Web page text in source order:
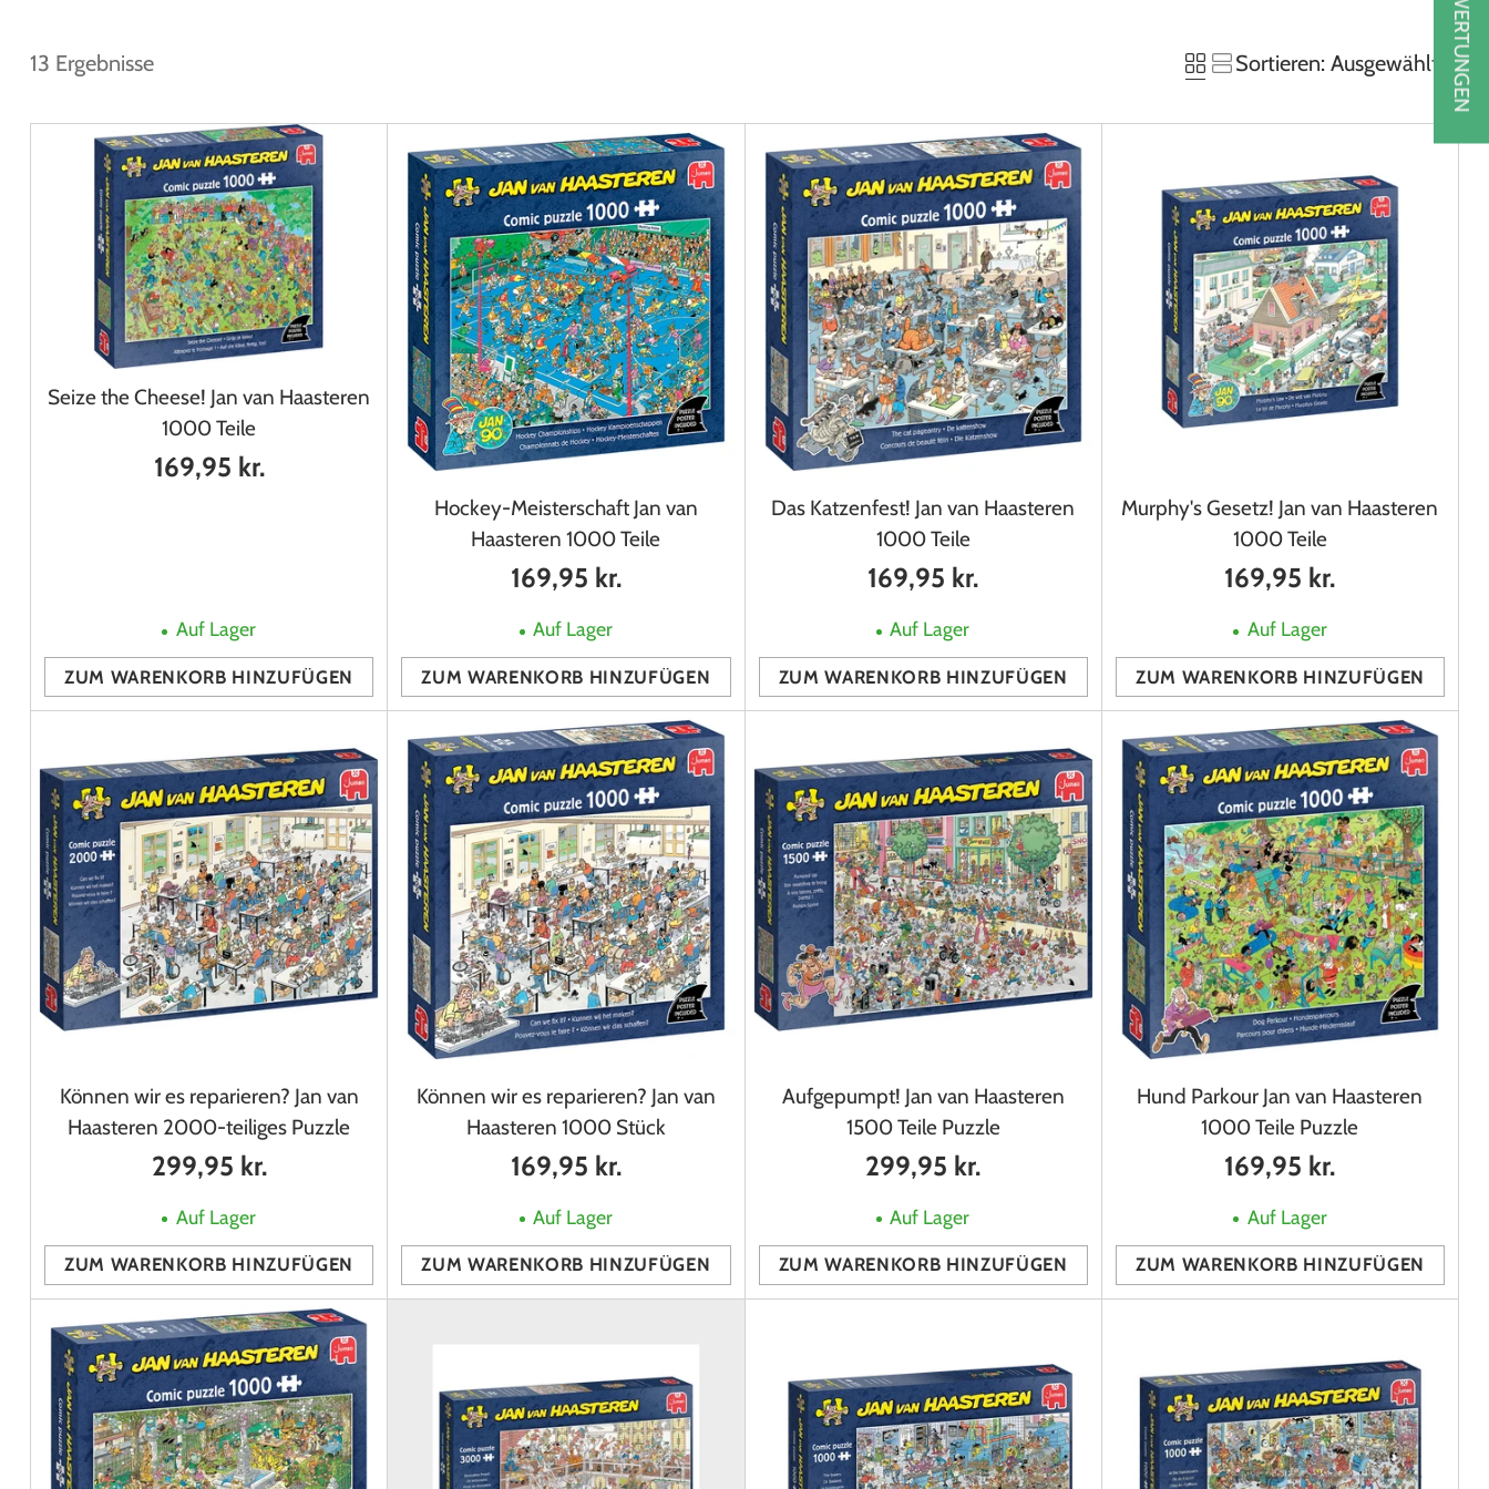
13 Ergebnisse Sortieren: Ausgewählt
Seize the Cheese! Jan van Haasteren
1000 Teile
169,95 kr.
Auf Lager
ZUM WARENKORB HINZUFÜGEN
Anzahl
Hockey-Meisterschaft Jan van
Haasteren 1000 Teile
169,95 kr.
Auf Lager
ZUM WARENKORB HINZUFÜGEN
Anzahl
Das Katzenfest! Jan van Haasteren
1000 Teile
169,95 kr.
Auf Lager
ZUM WARENKORB HINZUFÜGEN
Anzahl
Murphy's Gesetz! Jan van Haasteren
1000 Teile
169,95 kr.
Auf Lager
ZUM WARENKORB HINZUFÜGEN
Anzahl
Können wir es reparieren? Jan van
Haasteren 2000-teiliges Puzzle
299,95 kr.
Auf Lager
ZUM WARENKORB HINZUFÜGEN
Anzahl
Können wir es reparieren? Jan van
Haasteren 1000 Stück
169,95 kr.
Auf Lager
ZUM WARENKORB HINZUFÜGEN
Anzahl
Aufgepumpt! Jan van Haasteren
1500 Teile Puzzle
299,95 kr.
Auf Lager
ZUM WARENKORB HINZUFÜGEN
Anzahl
Hund Parkour Jan van Haasteren
1000 Teile Puzzle
169,95 kr.
Auf Lager
ZUM WARENKORB HINZUFÜGEN
Anzahl